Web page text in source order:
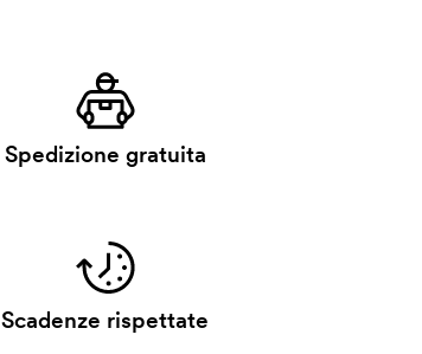
Spedizione gratuita
Scadenze rispettate